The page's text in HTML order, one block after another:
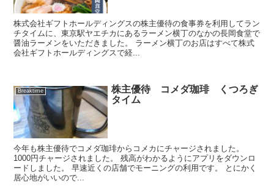
株式会社ギフトホールディングスの株主優待の食事券を利用してラン
チタイムに、東京駅ヤエチカにあるラーメン横丁のなかの長岡食堂で
醤油ラーメンをいただきました。 ラーメン横丁のお店はすべて株式
会社ギフトホールディングスで経...
Breaktime
株主優待 コメダ珈琲 くつろぎ
タイム
今年も株主優待でコメダ珈琲からコメカにチャージされました。
1000円チャージされました。 残高がわかるようにアプリをダウンロ
ードしました。 早速近くの店舗でモーニングの利用です。 とにかく
居心地がいいので...